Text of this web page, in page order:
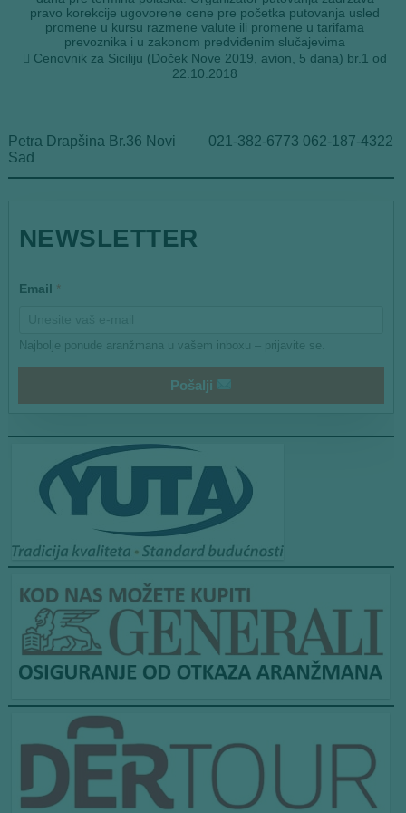
pravo korekcije ugovorene cene pre početka putovanja usled
promene u kursu razmene valute ili promene u tarifama
prevoznika i u zakonom predviđenim slučajevima
 Cenovnik za Siciliju (Doček Nove 2019, avion, 5 dana) br.1 od
22.10.2018
Petra Drapšina Br.36 Novi
Sad
021-382-6773 062-187-4322
*NEWSLETTER
Email *
Najbolje ponude aranžmana u vašem inboxu – prijavite se.
Pošalji